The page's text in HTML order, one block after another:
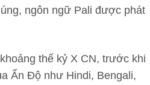
ngôn ngữ Pali được phát
thế kỷ X CN, trước khi
Ấn Độ như Hindi, Bengali,